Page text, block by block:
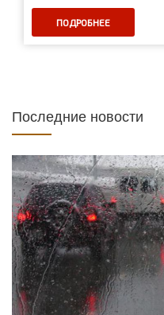
ПОДРОБНЕЕ
Последние новости